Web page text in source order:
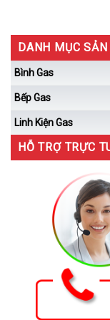
DANH MỤC
Bình Gas
Bếp Gas
Linh Kiện Gas
HỖ TRỢ TRỰC